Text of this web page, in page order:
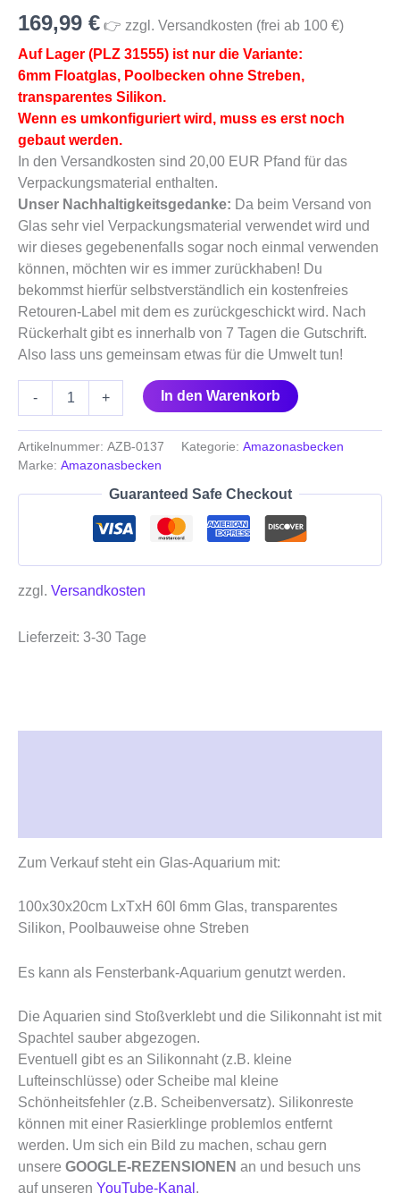
169,99 € 👉 zzgl. Versandkosten (frei ab 100 €)
Auf Lager (PLZ 31555) ist nur die Variante:
6mm Floatglas, Poolbecken ohne Streben,
transparentes Silikon.
Wenn es umkonfiguriert wird, muss es erst noch
gebaut werden.
In den Versandkosten sind 20,00 EUR Pfand für das
Verpackungsmaterial enthalten.
Unser Nachhaltigkeitsgedanke: Da beim Versand von
Glas sehr viel Verpackungsmaterial verwendet wird und
wir dieses gegebenenfalls sogar noch einmal verwenden
können, möchten wir es immer zurückhaben! Du
bekommst hierfür selbstverständlich ein kostenfreies
Retouren-Label mit dem es zurückgeschickt wird. Nach
Rückerhalt gibt es innerhalb von 7 Tagen die Gutschrift.
Also lass uns gemeinsam etwas für die Umwelt tun!
-
31555)
+ In den Warenkorb
Artikelnummer: AZB-0137 Kategorie: Amazonasbecken
Marke: Amazonasbecken
Guaranteed Safe Checkout
zzgl. Versandkosten
Lieferzeit: 3-30 Tage
Zum Verkauf steht ein Glas-Aquarium mit:
100x30x20cm LxTxH 60l 6mm Glas, transparentes
Silikon, Poolbauweise ohne Streben
Es kann als Fensterbank-Aquarium genutzt werden.
Die Aquarien sind Stoßverklebt und die Silikonnaht ist mit
Spachtel sauber abgezogen.
Eventuell gibt es an Silikonnaht (z.B. kleine
Lufteinschlüsse) oder Scheibe mal kleine
Schönheitsfehler (z.B. Scheibenversatz). Silikonreste
können mit einer Rasierklinge problemlos entfernt
werden. Um sich ein Bild zu machen, schau gern
unsere GOOGLE-REZENSIONEN an und besuch uns
auf unseren YouTube-Kanal .